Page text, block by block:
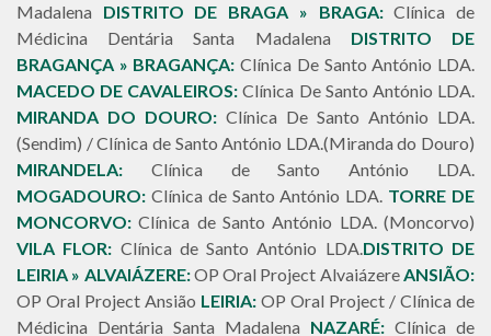
Madalena DISTRITO DE BRAGA » BRAGA: Clínica de
Médicina Dentária Santa Madalena DISTRITO DE
BRAGANÇA » BRAGANÇA: Clínica De Santo António LDA.
MACEDO DE CAVALEIROS: Clínica De Santo António LDA.
MIRANDA DO DOURO: Clínica De Santo António LDA.
(Sendim) / Clínica de Santo António LDA.(Miranda do Douro)
MIRANDELA:
Clínica de Santo António LDA.
MOGADOURO: Clínica de Santo António LDA. TORRE DE
MONCORVO: Clínica de Santo António LDA. (Moncorvo)
VILA FLOR: Clínica de Santo António LDA.DISTRITO DE
LEIRIA » ALVAIÁZERE:OP Oral Project AlvaiázereANSIÃO:
OP Oral Project Ansião LEIRIA: OP Oral Project / Clínica de
Médicina Dentária Santa Madalena NAZARÉ: Clínica de